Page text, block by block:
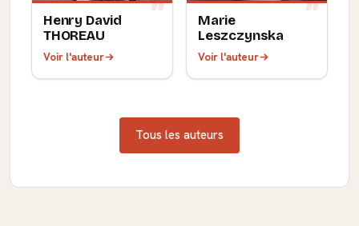
Henry David
THOREAU
Voir l'auteur
Marie
Leszczynska
Voir l'auteur
Tous les auteurs